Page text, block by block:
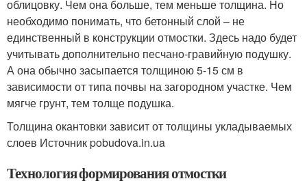
облицовку. Чем она больше, тем меньше толщина. Но
необходимо понимать, что бетонный слой – не
единственный в конструкции отмостки. Здесь надо будет
учитывать дополнительно песчано-гравийную подушку.
А она обычно засыпается толщиною 5-15 см в
зависимости от типа почвы на загородном участке. Чем
мягче грунт, тем толще подушка.
Толщина окантовки зависит от толщины укладываемых
слоев Источник pobudova.in.ua
Технология формирования отмостки